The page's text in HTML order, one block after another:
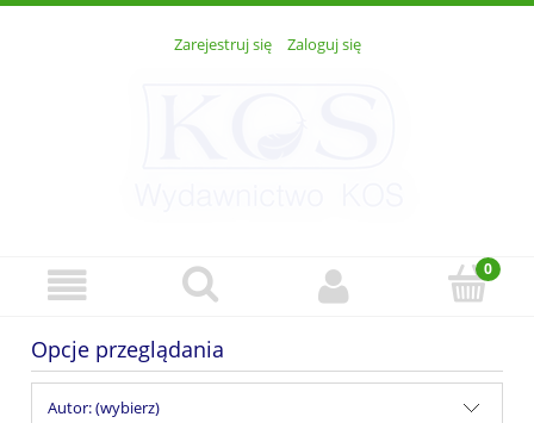
Zarejestruj się Zaloguj się
Opcje przeglądania
Autor: (wybierz)